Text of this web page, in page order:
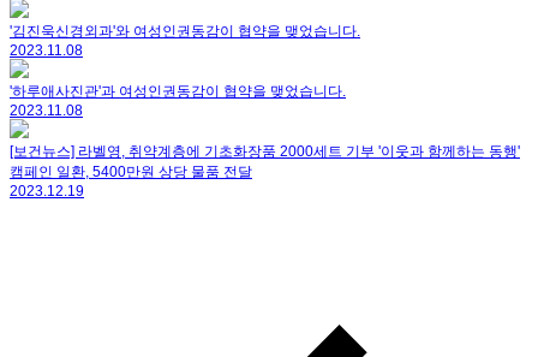
'김진욱신경외과'와 여성인권동감이 협약을 맺었습니다.
2023.11.08
'하루애사진관'과 여성인권동감이 협약을 맺었습니다.
2023.11.08
[보건뉴스] 라벨영, 취약계층에 기초화장품 2000세트 기부 '이웃과 함께하는 동행'
캠페인 일환, 5400만원 상당 물품 전달
2023.12.19